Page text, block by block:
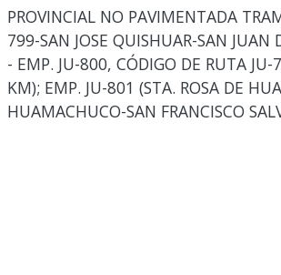
PROVINCIAL NO PAVIMENTADA
799-SAN JOSE QUISHUAR-SAN JUAN
- EMP. JU-800, CÓDIGO DE RUTA
KM); EMP. JU-801 (STA. ROSA DE
HUAMACHUCO-SAN FRANCISCO